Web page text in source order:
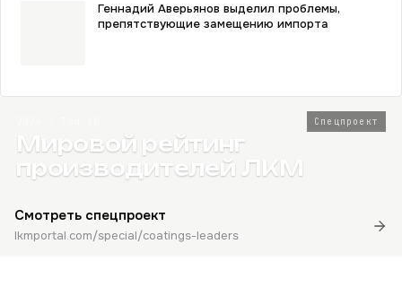
Геннадий Аверьянов выделил проблемы,
препятствующие замещению импорта
Спецпроект
Мировой рейтинг
производителей ЛКМ
Смотреть спецпроект
lkmportal.com/special/coatings-leaders